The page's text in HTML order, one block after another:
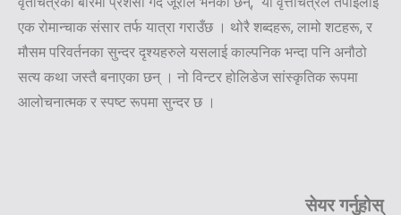
एक रोमान्चाक संसार तर्फ यात्रा गराउँछ । थोरै शब्दहरू, लामो शटहरू, र
मौसम परिवर्तनका सुन्दर दृश्यहरुले यसलाई काल्पनिक भन्दा पनि अनौठो
सत्य कथा जस्तै बनाएका छन् । नो विन्टर होलिडेज सांस्कृतिक रूपमा
आलोचनात्मक र स्पष्ट रूपमा सुन्दर छ ।
सेयर गर्नुहोस्